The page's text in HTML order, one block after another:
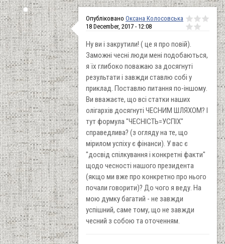
Опубліковано Оксана Колосовська
18 December, 2017 - 12:08
Ну ви і закрутили! ( це я про повій).
Заможні чесні люди мені подобаються,
я їх глибоко поважаю за досягнуті
результати і завжди ставлю собі у
приклад. Поставлю питання по-іншому.
Ви вважаєте, що всі статки наших
олігархів досягнуті ЧЕСНИМ ШЛЯХОМ? І
тут формула "ЧЕСНІСТЬ=УСПІХ"
справедлива? (з огляду на те, що
мірилом успіху є фінанси). У вас є
"досвід спілкування і конкретні факти"
щодо чесності нашого президента
(якщо ми вже про конкретно про нього
почали говорити)? До чого я веду. На
мою думку багатий - не завжди
успішний, саме тому, що не завжди
чесний з собою та оточенням.